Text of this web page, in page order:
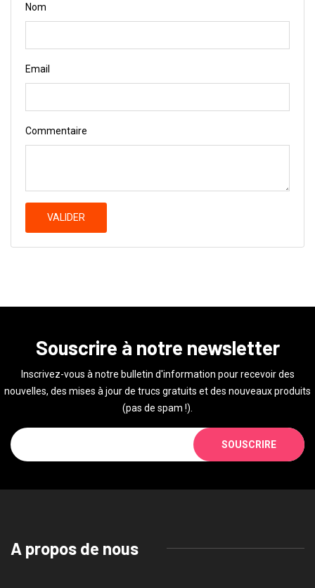
Nom
Email
Commentaire
VALIDER
Souscrire à notre newsletter
Inscrivez-vous à notre bulletin d'information pour recevoir des
nouvelles, des mises à jour de trucs gratuits et des nouveaux produits
(pas de spam !).
SOUSCRIRE
A propos de nous